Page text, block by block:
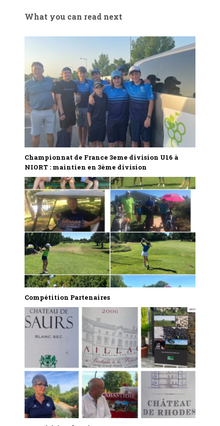
What you can read next
Championnat de France 3eme division U16 à
NIORT : maintien en 3ème division
Compétition Partenaires